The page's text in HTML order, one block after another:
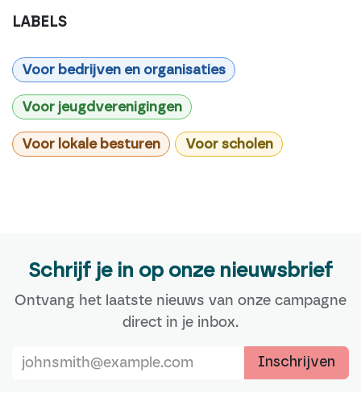
LABELS
Voor bedrijven en organisaties
Voor jeugdverenigingen
Voor lokale besturen Voor scholen
Schrijf je in op onze nieuwsbrief
Ontvang het laatste nieuws van onze campagne
direct in je inbox.
Inschrijven